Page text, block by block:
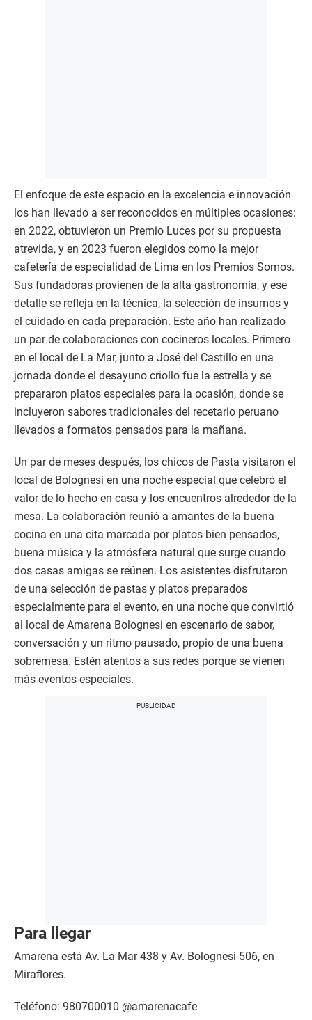
El enfoque de este espacio en la excelencia e innovación
los han llevado a ser reconocidos en múltiples ocasiones:
en 2022, obtuvieron un Premio Luces por su propuesta
atrevida, y en 2023 fueron elegidos como la mejor
cafetería de especialidad de Lima en los Premios Somos.
Sus fundadoras provienen de la alta gastronomía, y ese
detalle se refleja en la técnica, la selección de insumos y
el cuidado en cada preparación. Este año han realizado
un par de colaboraciones con cocineros locales. Primero
en el local de La Mar, junto a José del Castillo en una
jornada donde el desayuno criollo fue la estrella y se
prepararon platos especiales para la ocasión, donde se
incluyeron sabores tradicionales del recetario peruano
llevados a formatos pensados para la mañana.
Un par de meses después, los chicos de Pasta visitaron el
local de Bolognesi en una noche especial que celebró el
valor de lo hecho en casa y los encuentros alrededor de la
mesa. La colaboración reunió a amantes de la buena
cocina en una cita marcada por platos bien pensados,
buena música y la atmósfera natural que surge cuando
dos casas amigas se reúnen. Los asistentes disfrutaron
de una selección de pastas y platos preparados
especialmente para el evento, en una noche que convirtió
al local de Amarena Bolognesi en escenario de sabor,
conversación y un ritmo pausado, propio de una buena
sobremesa. Estén atentos a sus redes porque se vienen
más eventos especiales.
Para llegar
Amarena está Av. La Mar 438 y Av. Bolognesi 506, en
Miraflores.
Teléfono: 980700010 @amarenacafe